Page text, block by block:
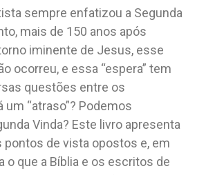
sempre enfatizou a Segunda
mais de 150 anos após
iminente de Jesus, esse
ocorreu, e essa “espera” tem
questões entre os
um “atraso”? Podemos
Vinda? Este livro apresenta
pontos de vista opostos e, em
o que a Bíblia e os escritos de